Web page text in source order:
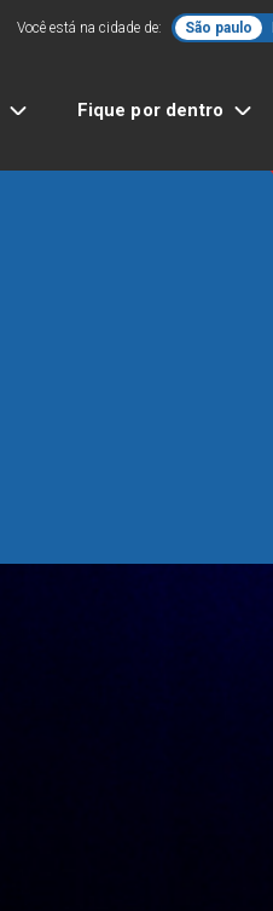
Você está na cidade de: São paulo
Fique por dentro